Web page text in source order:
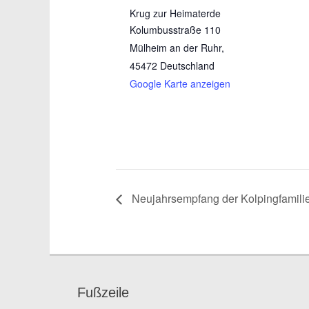
Krug zur Heimaterde
Kolumbusstraße 110
Mülheim an der Ruhr,
45472 Deutschland
Google Karte anzeigen
Neujahrsempfang der
Fußzeile